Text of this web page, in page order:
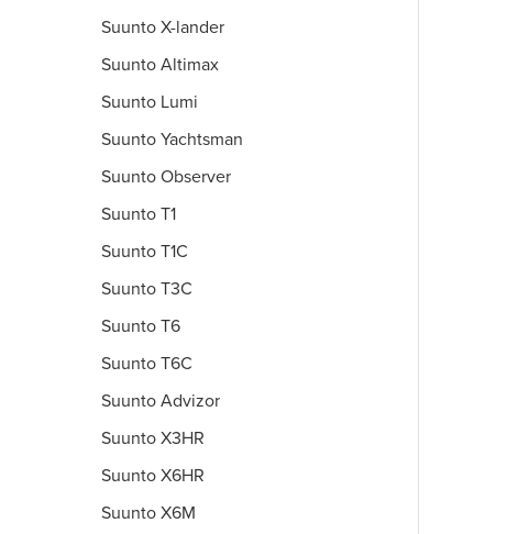
Suunto X-lander
Suunto Altimax
Suunto Lumi
Suunto Yachtsman
Suunto Observer
Suunto T1
Suunto T1C
Suunto T3C
Suunto T6
Suunto T6C
Suunto Advizor
Suunto X3HR
Suunto X6HR
Suunto X6M